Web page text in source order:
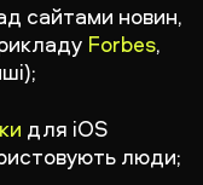
сайтами новин,
Forbes,
для iOS
люди;